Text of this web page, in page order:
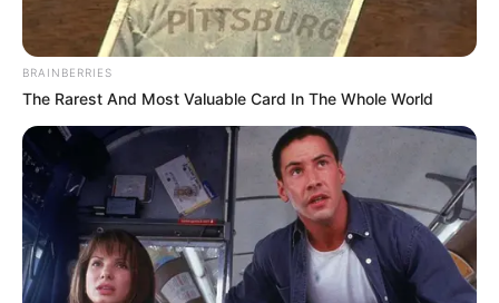
BRAINBERRIES
The Rarest And Most Valuable Card In The Whole World